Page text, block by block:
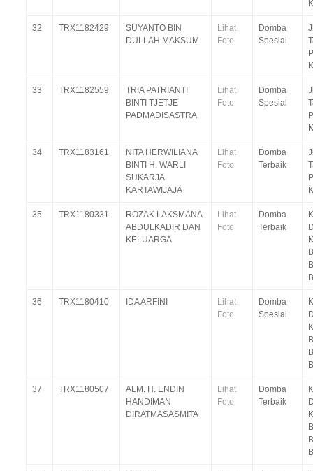
32 TRX1182429
SUYANTO BIN
DULLAH MAKSUM
Lihat
Foto
Domba
Spesial
33 TRX1182559
TRIA PATRIANTI
BINTI TJETJE
PADMADISASTRA
Lihat
Foto
Domba
Spesial
34 TRX1183161
NITA HERWILIANA
BINTI H. WARLI
SUKARJA
KARTAWIJAJA
Lihat
Foto
Domba
Terbaik
35 TRX1180331
ROZAK LAKSMANA
ABDULKADIR DAN
KELUARGA
Lihat
Foto
Domba
Terbaik
36 TRX1180410 IDA ARFINI
Lihat
Foto
Domba
Spesial
37 TRX1180507
ALM. H. ENDIN
HANDIMAN
DIRATMASASMITA
Lihat
Foto
Domba
Terbaik